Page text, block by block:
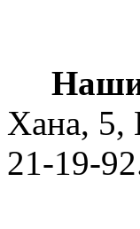
Наши
Хана, 5,
21-19-92